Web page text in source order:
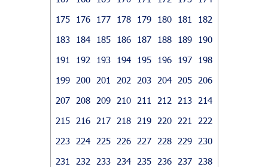
175
176 177 178 179 180 181
182
183
184 185 186 187 188 189
190
191
192 193 194 195 196 197
198
199
200 201 202 203 204 205
206
207
208 209 210 211 212 213
214
215
216 217 218 219 220 221
222
223
224 225 226 227 228 229
230
231
232 233 234 235 236 237
238